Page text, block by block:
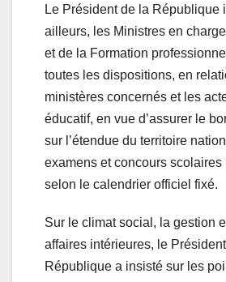
Le Président de la République
ailleurs, les Ministres en
et de la Formation
toutes les dispositions, en
ministères concernés et les
éducatif, en vue d’assurer le
sur l’étendue du territoire
examens et concours scolaires
selon le calendrier officiel fixé.
Sur le climat social, la gestion
affaires intérieures, le
République a insisté sur les